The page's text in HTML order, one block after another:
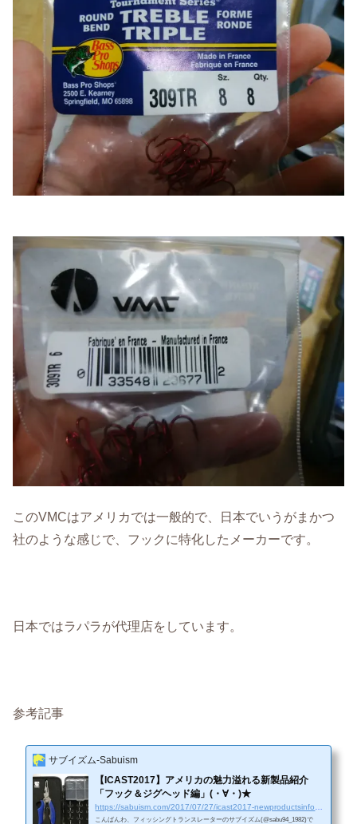
このVMCはアメリカでは一般的で、日本でいうがまかつ
社のような感じで、フックに特化したメーカーです。
日本ではラパラが代理店をしています。
参考記事
サブイズム-Sabuism
【ICAST2017】アメリカの魅力溢れる新製品紹介
「フック＆ジグヘッド編」(・∀・)★
こんばんわ、フィッシングトランスレーターのサブイズム(@sabu94_1982)で